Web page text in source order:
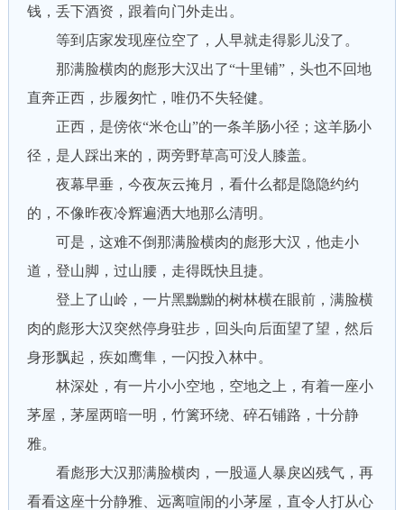
钱，丢下酒资，跟着向门外走出。
等到店家发现座位空了，人早就走得影儿没了。
那满脸横肉的彪形大汉出了“十里铺”，头也不回地
直奔正西，步履匆忙，唯仍不失轻健。
正西，是傍依“米仓山”的一条羊肠小径；这羊肠小
径，是人踩出来的，两旁野草高可没人膝盖。
夜幕早垂，今夜灰云掩月，看什么都是隐隐约约
的，不像昨夜冷辉遍洒大地那么清明。
可是，这难不倒那满脸横肉的彪形大汉，他走小
道，登山脚，过山腰，走得既快且捷。
登上了山岭，一片黑黝黝的树林横在眼前，满脸横
肉的彪形大汉突然停身驻步，回头向后面望了望，然后
身形飘起，疾如鹰隼，一闪投入林中。
林深处，有一片小小空地，空地之上，有着一座小
茅屋，茅屋两暗一明，竹篱环绕、碎石铺路，十分静
雅。
看彪形大汉那满脸横肉，一股逼人暴戾凶残气，再
看看这座十分静雅、远离喧闹的小茅屋，直令人打从心